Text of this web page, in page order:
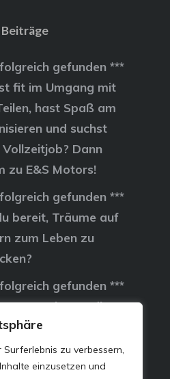
zu verbessern,
einzusetzen und
gefunden ***
fit im Umgang mit
hast Spaß am
und suchst
Vollzeitjob? Dann
zu E&S Motors!
gefunden ***
bereit, Träume auf
zum Leben zu
gefunden ***
gemeinsam die
erobern…